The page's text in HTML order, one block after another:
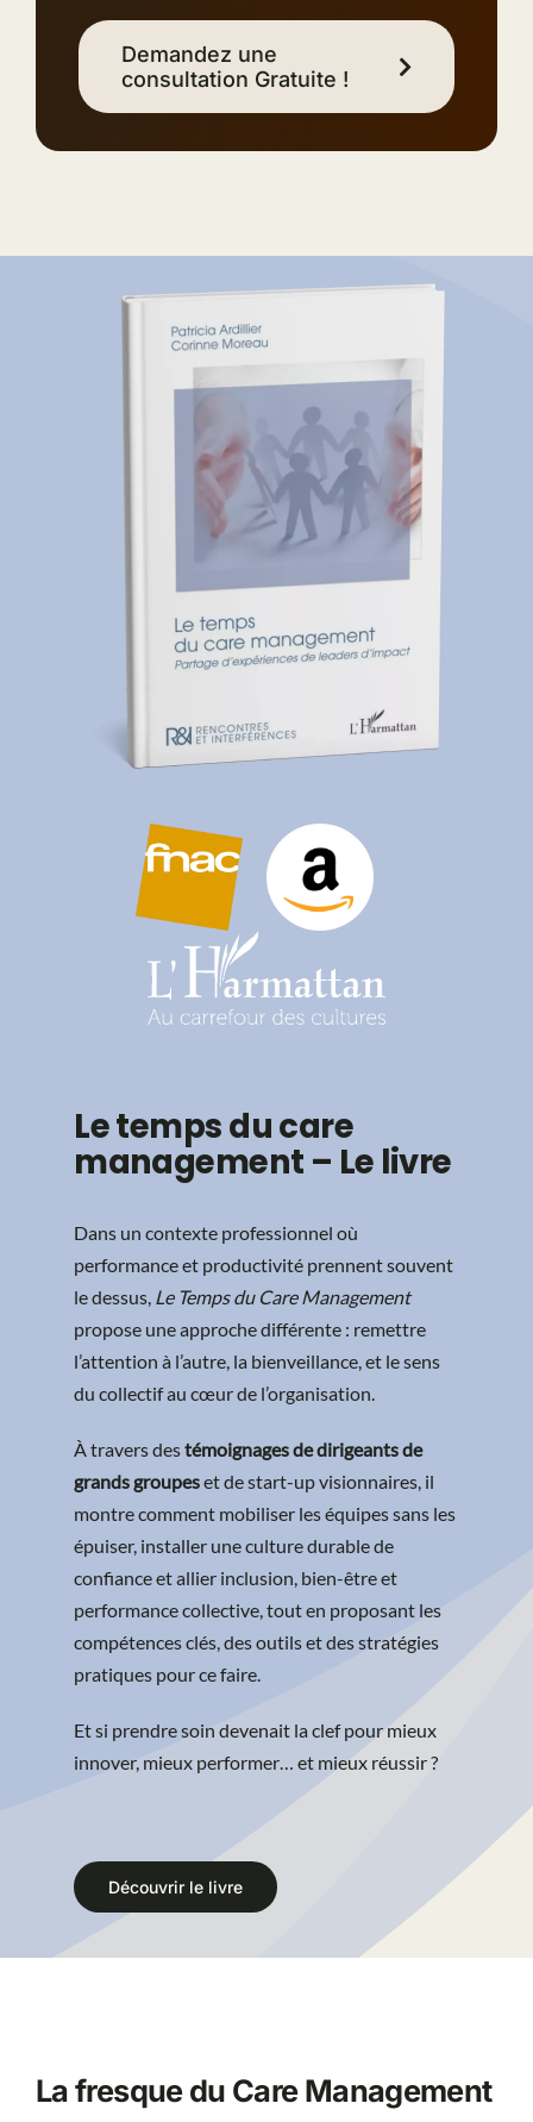
Demandez une
consultation Gratuite !
Le temps du care
management – Le livre
Dans un contexte professionnel où
performance et productivité prennent souvent
le dessus, Le Temps du Care Management
propose une approche différente : remettre
l’attention à l’autre, la bienveillance, et le sens
du collectif au cœur de l’organisation.
À travers destémoignages de dirigeants de
grands groupeset de start-up visionnaires, il
montre comment mobiliser les équipes sans les
épuiser, installer une culture durable de
confiance et allier inclusion, bien-être et
performance collective, tout en proposant les
compétences clés, des outils et des stratégies
pratiques pour ce faire.
Et si prendre soin devenait la clef pour mieux
innover, mieux performer… et mieux réussir ?
Découvrir le livre
La fresque du Care Management